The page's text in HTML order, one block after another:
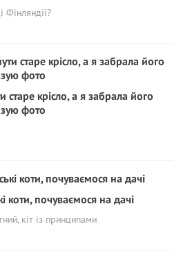
Фінляндії?
старе крісло, а я забрала його
фото
коти, почуваємося на дачі
кіт із принципами